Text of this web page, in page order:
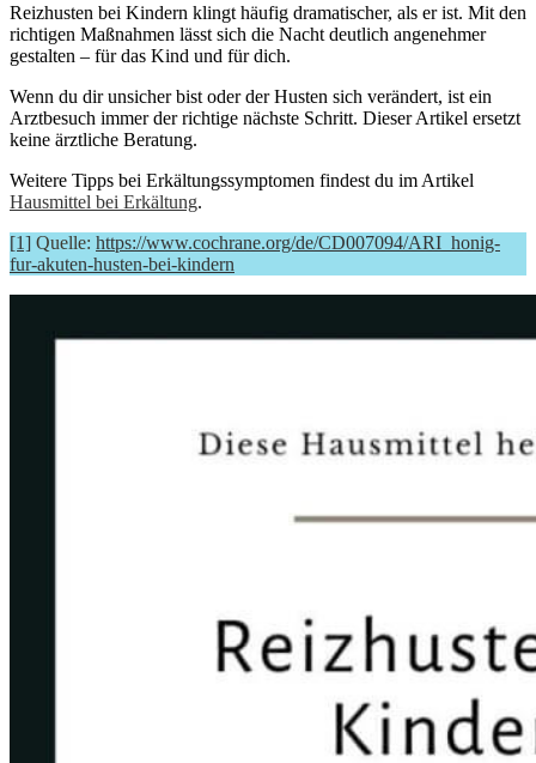
Reizhusten bei Kindern klingt häufig dramatischer, als er ist. Mit den
richtigen Maßnahmen lässt sich die Nacht deutlich angenehmer
gestalten – für das Kind und für dich.
Wenn du dir unsicher bist oder der Husten sich verändert, ist ein
Arztbesuch immer der richtige nächste Schritt. Dieser Artikel ersetzt
keine ärztliche Beratung.
Weitere Tipps bei Erkältungssymptomen findest du im Artikel
Hausmittel bei Erkältung.
[1] Quelle: https://www.cochrane.org/de/CD007094/ARI_honig-
fur-akuten-husten-bei-kindern